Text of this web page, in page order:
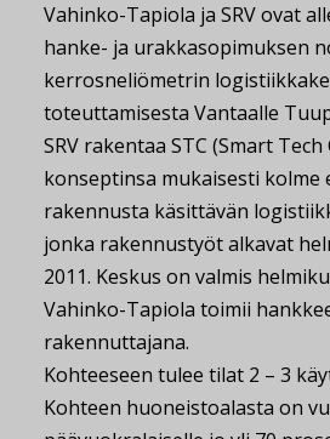
Vahinko-Tapiola ja SRV ovat
hanke- ja urakkasopimuksen
kerrosneliömetrin
toteuttamisesta Vantaalle
SRV rakentaa STC (Smart Tech
konseptinsa mukaisesti kolme
rakennusta käsittävän
jonka rakennustyöt alkavat
2011. Keskus on valmis
Vahinko-Tapiola toimii
rakennuttajana.
Kohteeseen tulee tilat 2 – 3
Kohteen huoneistoalasta on